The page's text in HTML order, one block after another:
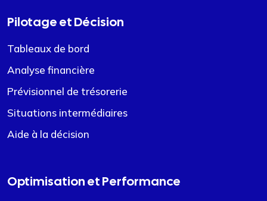
Pilotage et Décision
Tableaux de bord
Analyse financière
Prévisionnel de trésorerie
Situations intermédiaires
Aide à la décision
Optimisation et Performance